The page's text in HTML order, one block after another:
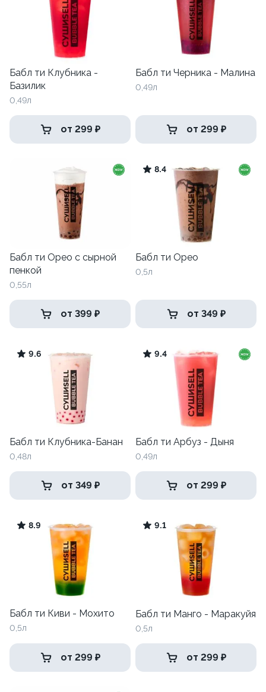
Бабл ти Клубника -
Базилик
0,49л
от 299 ₽
Бабл ти Черника - Малина
0,49л
от 299 ₽
Бабл ти Орео с сырной
пенкой
0,55л
от 399 ₽
8.4
Бабл ти Орео
0,5л
от 349 ₽
9.6
Бабл ти Клубника-Банан
0,48л
от 349 ₽
9.4
Бабл ти Арбуз - Дыня
0,49л
от 299 ₽
8.9
Бабл ти Киви - Мохито
0,5л
от 299 ₽
9.1
Бабл ти Манго - Маракуйя
0,5л
от 299 ₽